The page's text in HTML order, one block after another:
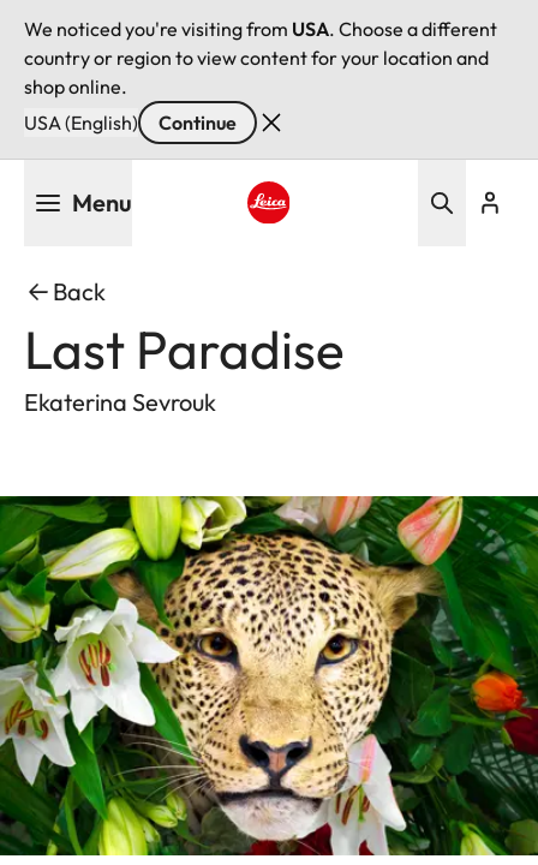
We noticed you're visiting from USA. Choose a different
country or region to view content for your location and
shop online.
USA (English)
Continue
Menu
Back
Last Paradise
Ekaterina Sevrouk